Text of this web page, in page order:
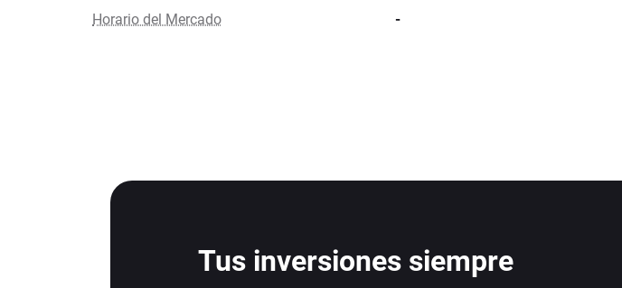
Horario del Mercado -
Tus inversiones siempre